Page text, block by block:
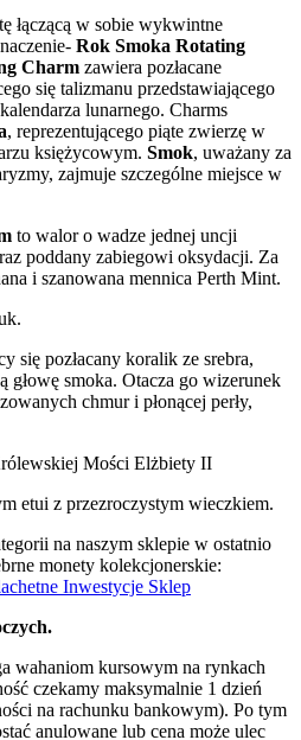
łączącą w sobie wykwintne
Rok Smoka Rotating
Charm zawiera pozłacane
się talizmanu przedstawiającego
lunarnego. Charms
, reprezentującego piąte zwierzę w
księżycowym. Smok, uważany za
zajmuje szczególne miejsce w
to walor o wadze jednej uncji
poddany zabiegowi oksydacji. Za
i szanowana mennica Perth Mint.
się pozłacany koralik ze srebra,
głowę smoka. Otacza go wizerunek
chmur i płonącej perły,
Mości Elżbiety II
etui z przezroczystym wieczkiem.
na naszym sklepie w ostatnio
monety kolekcjonerskie:
Inwestycje Sklep
wahaniom kursowym na rynkach
czekamy maksymalnie 1 dzień
na rachunku bankowym). Po tym
anulowane lub cena może ulec